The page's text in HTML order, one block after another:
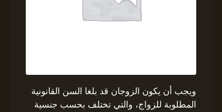
ويجب أن يكون الزوجان قد بلغا السن القانونية
المطلوبة للزواج، والتي تختلف بحسب جنسية